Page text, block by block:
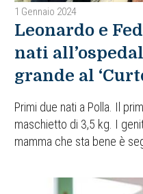
1 Gennaio 2024
Leonardo e
nati
grande al
Primi due nati a Polla. Il
maschietto di 3,5 kg. I
mamma che sta bene è